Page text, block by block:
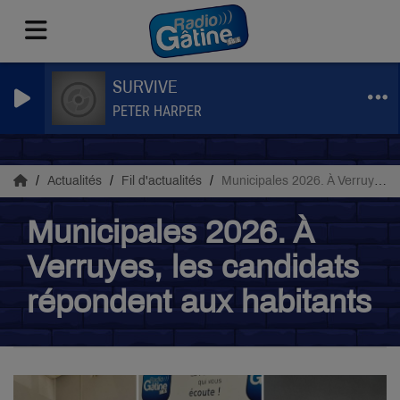
SURVIVE
PETER HARPER
Actualités Fil d'actualités Municipales 2026. À Verruyes, les candidats répondent aux habitants
Municipales 2026. À
Verruyes, les candidats
répondent aux habitants